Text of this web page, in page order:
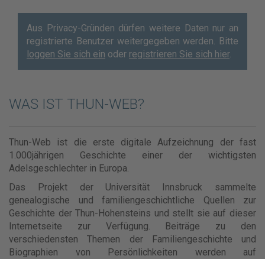
Aus Privacy-Gründen dürfen weitere Daten nur an
registrierte Benutzer weitergegeben werden. Bitte
loggen Sie sich ein oder registrieren Sie sich hier.
WAS IST THUN-WEB?
Thun-Web ist die erste digitale Aufzeichnung der fast
1.000jährigen Geschichte einer der wichtigsten
Adelsgeschlechter in Europa.
Das Projekt der Universität Innsbruck sammelte
genealogische und familiengeschichtliche Quellen zur
Geschichte der Thun-Hohensteins und stellt sie auf dieser
Internetseite zur Verfügung. Beiträge zu den
verschiedensten Themen der Familiengeschichte und
Biographien von Persönlichkeiten werden auf